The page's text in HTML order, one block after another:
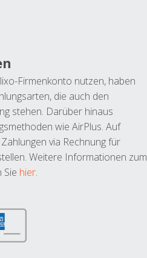
Firmenkonto nutzen, haben
die auch den
stehen. Darüber hinaus
wie AirPlus. Auf
via Rechnung für
Weitere Informationen zum
Sie hier.